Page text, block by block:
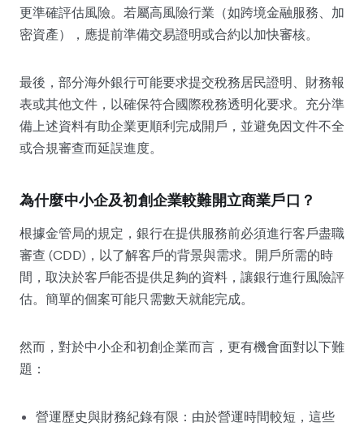
更準確評估風險。若屬高風險行業（如跨境金融服務、加
密資產），應提前準備交易證明或合約以加快審核。
最後，部分海外銀行可能要求提交稅務居民證明、財務報
表或其他文件，以確保符合國際稅務透明化要求。充分準
備上述資料有助企業更順利完成開戶，並避免因文件不全
或合規審查而延誤進度。
為什麼中小企及初創企業較難開立商業戶口？
根據金管局的規定，銀行在提供服務前必須進行客戶盡職
審查 (CDD)，以了解客戶的背景與需求。開戶所需的時
間，取決於客戶能否提供足夠的資料，讓銀行進行風險評
估。簡單的個案可能只需數天就能完成。
然而，對於中小企和初創企業而言，更有機會面對以下難
題：
營運歷史與財務紀錄有限：由於營運時間較短，這些